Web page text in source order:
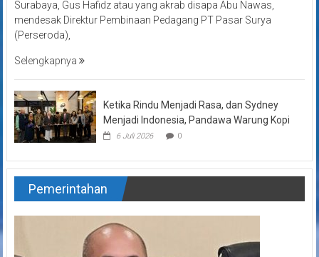
Surabaya, Gus Hafidz atau yang akrab disapa Abu Nawas,
mendesak Direktur Pembinaan Pedagang PT Pasar Surya
(Perseroda),
Selengkapnya
Ketika Rindu Menjadi Rasa, dan Sydney
Menjadi Indonesia, Pandawa Warung Kopi
6 Juli 2026 0
Pemerintahan